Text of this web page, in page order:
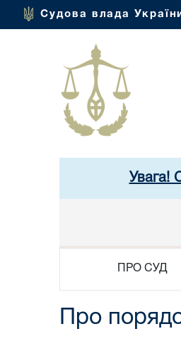
Судова влада
Увага!
ПРО СУД
Про